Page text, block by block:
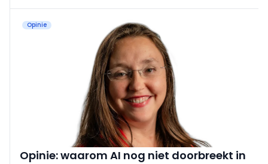
aandrijflijn in de verf.
Opinie
Opinie: waarom AI nog niet doorbreekt in